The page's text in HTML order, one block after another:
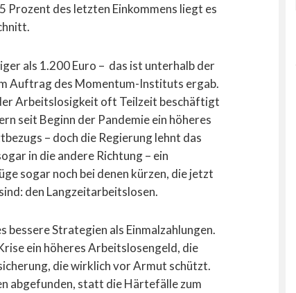
des letzten Einkommens liegt es
als 1.200 Euro – das ist unterhalb der
Auftrag des Momentum-Instituts ergab.
Arbeitslosigkeit oft Teilzeit beschäftigt
seit Beginn der Pandemie ein höheres
– doch die Regierung lehnt das
in die andere Richtung – ein
sogar noch bei denen kürzen, die jetzt
den Langzeitarbeitslosen.
Strategien als Einmalzahlungen.
ein höheres Arbeitslosengeld, die
die wirklich vor Armut schützt.
abgefunden, statt die Härtefälle zum